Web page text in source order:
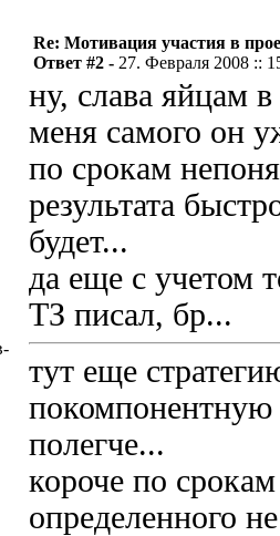
Re: Мотивация участия в
Ответ #2 - 27. Февраля 2008 ::
ну, слава яйцам
меня самого он
по срокам
результата
будет...
да еще с учетом
ТЗ писал, бр...
тут еще
покомпонентную
полегче...
короче по
определенного